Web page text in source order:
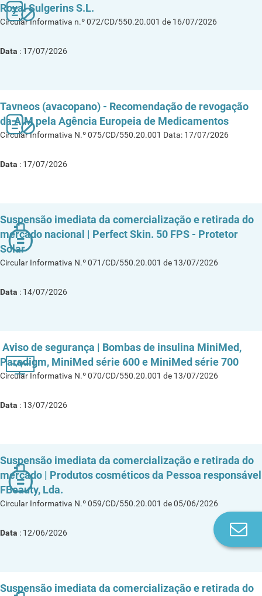
Royal Sulgerins S.L.
Circular Informativa n.º 072/CD/550.20.001 de 16/07/2026
Data : 17/07/2026
Tavneos (avacopano) - Recomendação de revogação
da AIM pela Agência Europeia de Medicamentos
Circular Informativa N.º 075/CD/550.20.001 Data: 17/07/2026
Data : 17/07/2026
Suspensão imediata da comercialização e retirada do
mercado nacional | Perfect Skin. 50 FPS - Protetor
Solar
Circular Informativa N.º 071/CD/550.20.001 de 13/07/2026
Data : 14/07/2026
Aviso de segurança | Bombas de insulina MiniMed,
Paradigm, MiniMed série 600 e MiniMed série 700
Circular Informativa N.º 070/CD/550.20.001 de 13/07/2026
Data : 13/07/2026
Suspensão imediata da comercialização e retirada do
mercado | Produtos cosméticos da Pessoa responsável
FBeauty, Lda.
Circular Informativa N.º 059/CD/550.20.001 de 05/06/2026
Data : 12/06/2026
Suspensão imediata da comercialização e retirada do